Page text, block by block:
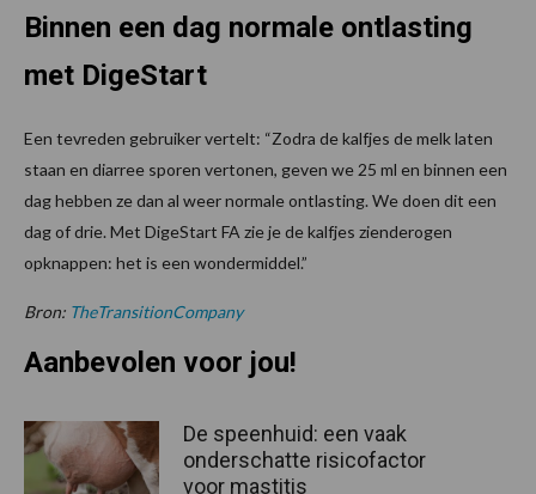
Binnen een dag normale ontlasting
met DigeStart
Een tevreden gebruiker vertelt: “Zodra de kalfjes de melk laten
staan en diarree sporen vertonen, geven we 25 ml en binnen een
dag hebben ze dan al weer normale ontlasting. We doen dit een
dag of drie. Met DigeStart FA zie je de kalfjes zienderogen
opknappen: het is een wondermiddel.”
Bron: TheTransitionCompany
Aanbevolen voor jou!
De speenhuid: een vaak
onderschatte risicofactor
voor mastitis